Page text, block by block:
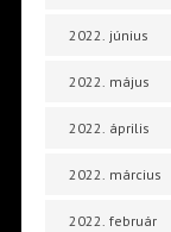
2022. június
2022. május
2022. április
2022. március
2022. február